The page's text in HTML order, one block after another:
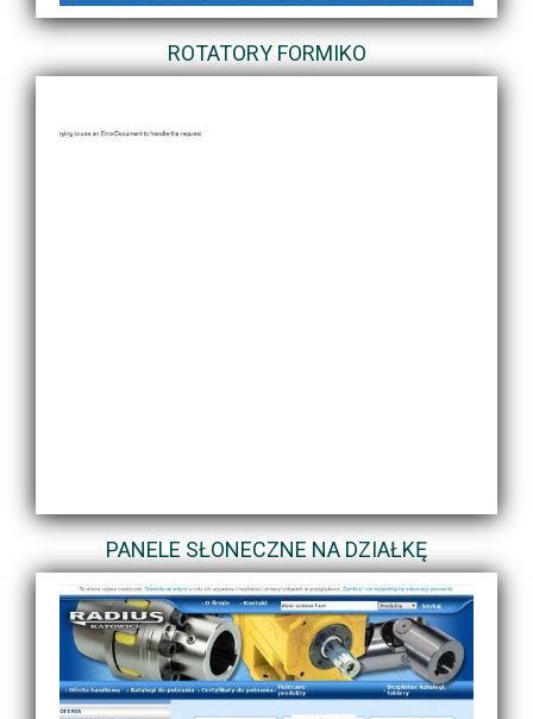
ROTATORY FORMIKO
PANELE SŁONECZNE NA DZIAŁKĘ